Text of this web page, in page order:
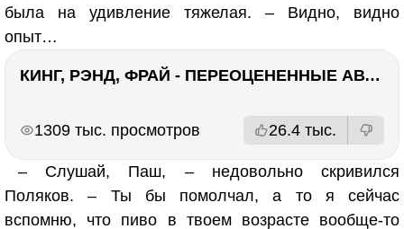
была на удивление тяжелая. – Видно, видно
опыт…
КИНГ, РЭНД, ФРАЙ - ПЕРЕОЦЕНЕННЫЕ АВТОРЫ? ¯\_(ツ)_/¯
1309 тыс. просмотров 26.4 тыс.
– Слушай, Паш, – недовольно скривился
Поляков. – Ты бы помолчал, а то я сейчас
вспомню, что пиво в твоем возрасте вообще-то